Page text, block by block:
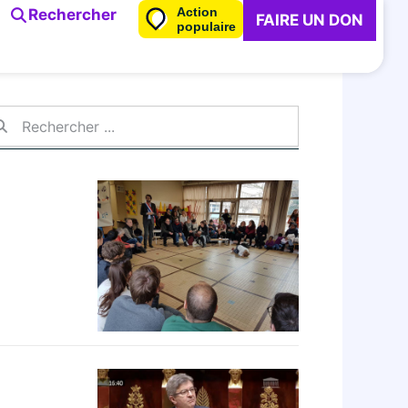
Rechercher
Action
populaire
FAIRE UN DON